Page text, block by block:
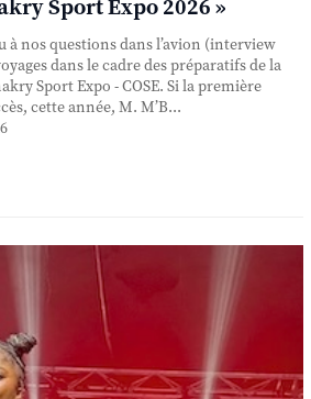
Sport Expo 2026 »
à nos questions dans l’avion (interview
dans le cadre des préparatifs de la
Sport Expo - COSE. Si la première
cette année, M. M’B...